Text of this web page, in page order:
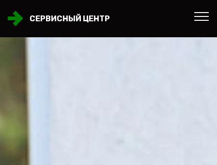
СЕРВИСНЫЙ ЦЕНТР